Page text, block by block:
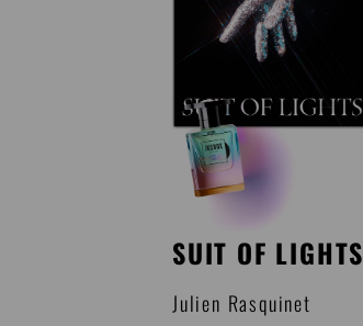
SUIT OF LIGHTS
Julien Rasquinet